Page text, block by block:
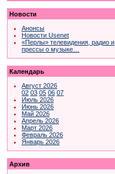
Новости
Анонсы
Новости Usenet
«Перлы» телевидения, радио и
прессы о музыке…
Календарь
Август 2026
02 03 05 06 07
Июль 2026
Июнь 2026
Май 2026
Апрель 2026
Март 2026
Февраль 2026
Январь 2026
Архив